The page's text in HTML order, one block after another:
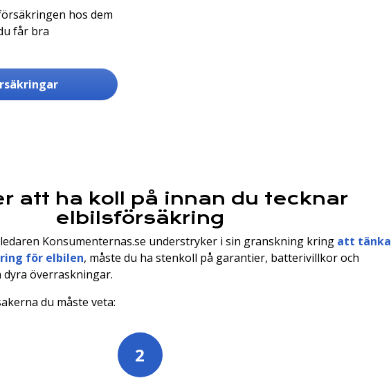
hos dem
får bra
att ha koll på innan du tecknar
elbilsförsäkring
Konsumenternas.se understryker i sin granskning kring att tänka
för elbilen, måste du ha stenkoll på garantier, batterivillkor och
överraskningar.
du måste veta:
2